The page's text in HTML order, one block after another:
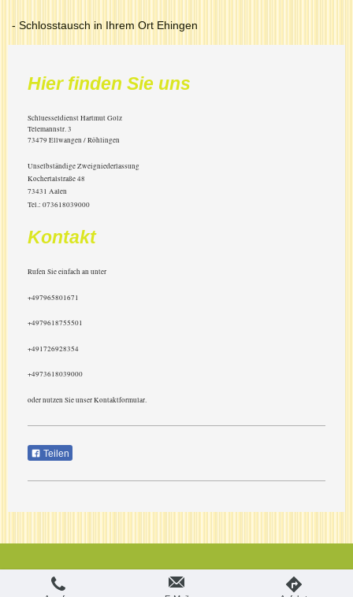
- Schlosstausch in Ihrem Ort Ehingen
Hier finden Sie uns
Schluesseldienst Hartmut Golz
Telemannstr.3
73479Ellwangen / Röhlingen
Unselbständige Zweigniederlassung
Kochertalstraße 48
73431 Aalen
Tel.: 073618039000
Kontakt
Rufen Sie einfach an unter
+497965801671
+4979618755501
+491726928354
+4973618039000
oder nutzen Sie unser Kontaktformular.
Teilen
Druckversion
Dieser Online-Shop wurde mit dem IONOS E-Shop erstellt.